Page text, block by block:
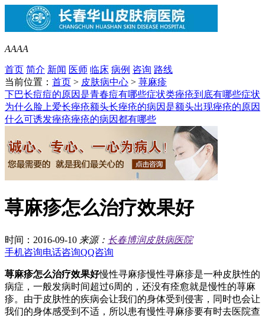
AAAA
首页 简介 新闻 医师 临床 病例 咨询 路线
当前位置： 首页 > 皮肤病中心 > 荨麻疹
下巴长痘痘的原因是青春痘有哪些症状类痤疮到底有哪些症状
为什么脸上爱长痤疮额头长痤疮的病因是额头出现痤疮的原因
什么可诱发痤疮痤疮的病因都有哪些
荨麻疹怎么治疗效果好
时间：2016-09-10 来源： 长春博润皮肤病医院
手机咨询电话咨询QQ咨询
荨麻疹怎么治疗效果好慢性寻麻疹慢性寻麻疹是一种皮肤性的
病症，一般发病时间超过6周的，还没有痊愈就是慢性的荨麻
疹。由于皮肤性的疾病会让我们的身体受到侵害，同时也会让
我们的身体感受到不适，所以患有慢性寻麻疹要有时去医院查